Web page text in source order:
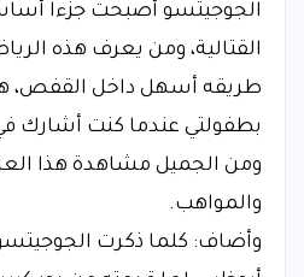
الجوجيتسو أصبحت جزءاً
القتالية، ومن يعرف هذه
طريقه أسهل داخل القفص،
بطفولتي عندما كنت أشارك
ومن الجميل مشاهدة هذا
والمواهب.
وأضاف: كلما ذكرت